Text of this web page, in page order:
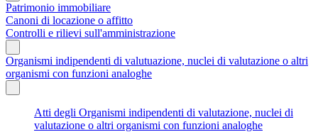
Patrimonio immobiliare
Canoni di locazione o affitto
Controlli e rilievi sull'amministrazione
Organismi indipendenti di valutuazione, nuclei di valutazione o altri
organismi con funzioni analoghe
Atti degli Organismi indipendenti di valutazione, nuclei di
valutazione o altri organismi con funzioni analoghe